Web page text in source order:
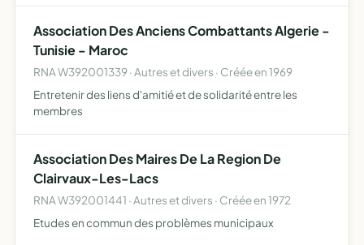
Association Des Anciens Combattants Algerie -
Tunisie - Maroc
RNA W392001339 · Autres et divers · Créée en 1969
Entretenir des liens d'amitié et de solidarité entre les
membres
Association Des Maires De La Region De
Clairvaux-Les-Lacs
RNA W392001441 · Autres et divers · Créée en 1972
Etudes en commun des problèmes municipaux